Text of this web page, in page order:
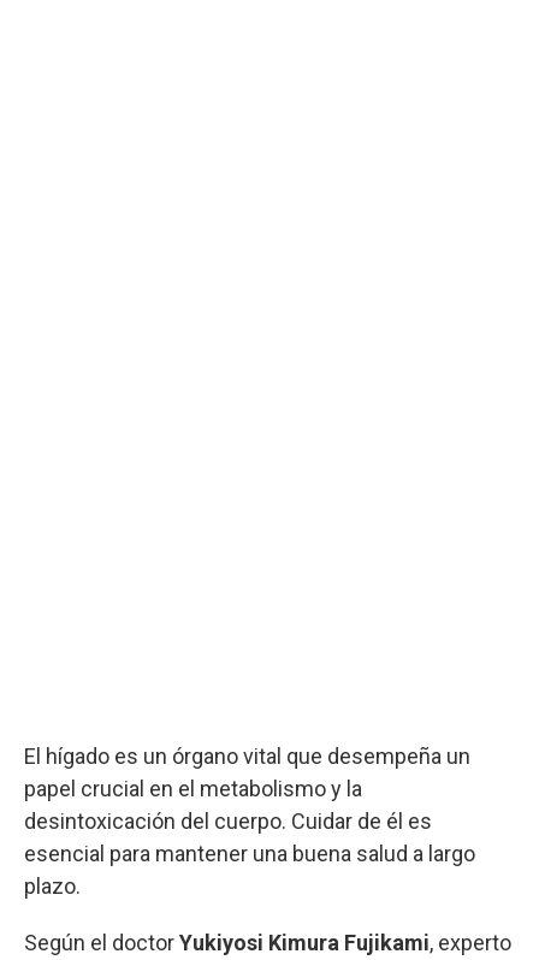
El hígado es un órgano vital que desempeña un
papel crucial en el metabolismo y la
desintoxicación del cuerpo. Cuidar de él es
esencial para mantener una buena salud a largo
plazo.
Según el doctorYukiyosi Kimura Fujikami, experto